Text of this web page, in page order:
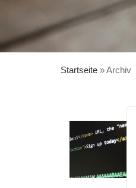
Startseite »Archiv